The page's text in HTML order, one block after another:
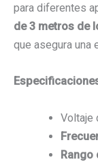
para diferentes
de 3 metros de
que asegura una
Voltaje
Rango